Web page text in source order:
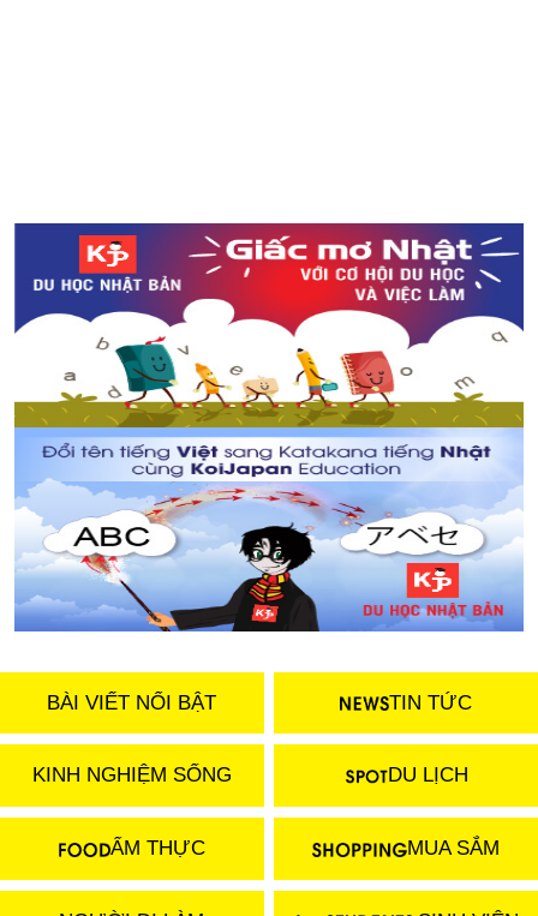
BÀI VIẾT NỔI BẬT TIN TỨC
KINH NGHIỆM SỐNG DU LỊCH
ẨM THỰC MUA SẮM